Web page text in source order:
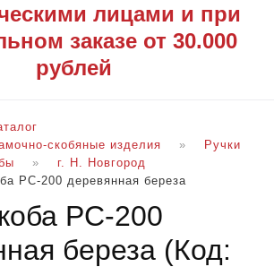
лицами и при
заказе от 30.000
рублей
скобяные изделия
Ручки
г. Н. Новгород
РС-200 деревянная береза
РС-200
береза (Код: